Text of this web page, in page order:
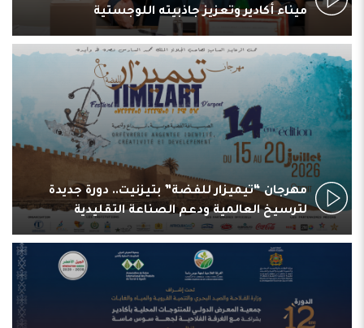
ميناء أكادير وتعزيز جاذبيته اللوجستية
مهرجان “تيميزار للفضة” بتيزنيت.. دورة جديدة
لترسيخ العالمية ودعم الصناعة التقليدية